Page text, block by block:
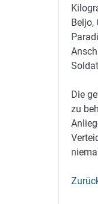
Beljo,
Die
zu